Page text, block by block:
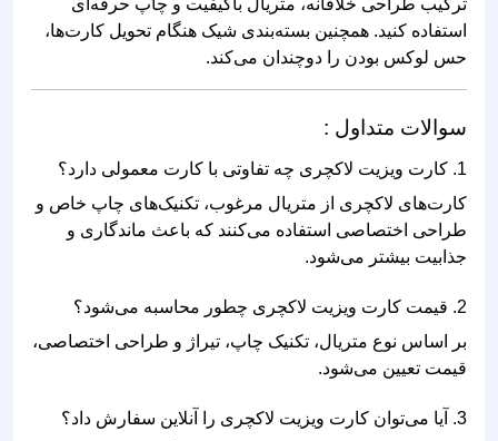
استفاده کنید. همچنین بسته‌بندی شیک هنگام تحویل کارت‌ها،
حس لوکس بودن را دوچندان می‌کند.
سوالات متداول :
1. کارت ویزیت لاکچری چه تفاوتی با کارت معمولی دارد؟
کارت‌های لاکچری از متریال مرغوب، تکنیک‌های چاپ خاص و
طراحی اختصاصی استفاده می‌کنند که باعث ماندگاری و
جذابیت بیشتر می‌شود.
2. قیمت کارت ویزیت لاکچری چطور محاسبه می‌شود؟
بر اساس نوع متریال، تکنیک چاپ، تیراژ و طراحی اختصاصی،
قیمت تعیین می‌شود.
3. آیا می‌توان کارت ویزیت لاکچری را آنلاین سفارش داد؟